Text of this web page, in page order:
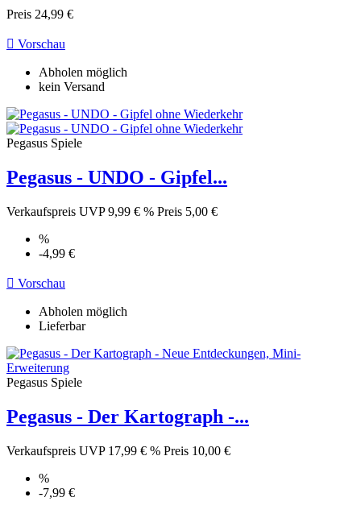
Preis 24,99 €
 Vorschau
Abholen möglich
kein Versand
Pegasus Spiele
Pegasus - UNDO - Gipfel...
Verkaufspreis UVP 9,99 € % Preis 5,00 €
%
-4,99 €
 Vorschau
Abholen möglich
Lieferbar
Pegasus Spiele
Pegasus - Der Kartograph -...
Verkaufspreis UVP 17,99 € % Preis 10,00 €
%
-7,99 €